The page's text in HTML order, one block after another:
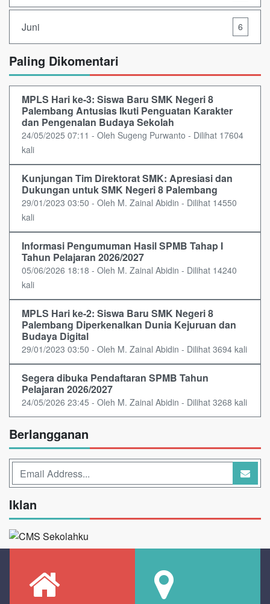
Juni 6
Paling Dikomentari
MPLS Hari ke-3: Siswa Baru SMK Negeri 8
Palembang Antusias Ikuti Penguatan Karakter
dan Pengenalan Budaya Sekolah
24/05/2025 07:11 - Oleh Sugeng Purwanto - Dilihat 17604
kali
Kunjungan Tim Direktorat SMK: Apresiasi dan
Dukungan untuk SMK Negeri 8 Palembang
29/01/2023 03:50 - Oleh M. Zainal Abidin - Dilihat 14550
kali
Informasi Pengumuman Hasil SPMB Tahap I
Tahun Pelajaran 2026/2027
05/06/2026 18:18 - Oleh M. Zainal Abidin - Dilihat 14240
kali
MPLS Hari ke-2: Siswa Baru SMK Negeri 8
Palembang Diperkenalkan Dunia Kejuruan dan
Budaya Digital
29/01/2023 03:50 - Oleh M. Zainal Abidin - Dilihat 3694 kali
Segera dibuka Pendaftaran SPMB Tahun
Pelajaran 2026/2027
24/05/2026 23:45 - Oleh M. Zainal Abidin - Dilihat 3268 kali
Berlangganan
Iklan